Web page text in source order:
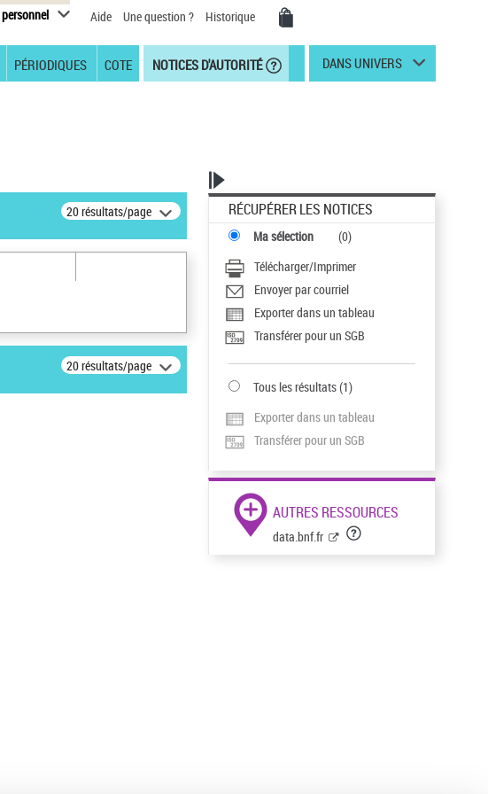
Aide Une question ? Historique
PÉRIODIQUES COTE NOTICES D'AUTORITÉ DANS UNIVERS
20 résultats/page
20 résultats/page
RÉCUPÉRER LES NOTICES
Ma sélection (0)
Télécharger/Imprimer
Envoyer par courriel
Exporter dans un tableau
Transférer pour un SGB
Tous les résultats(1)
Exporter dans un tableau
Transférer pour un SGB
AUTRES RESSOURCES
data.bnf.fr